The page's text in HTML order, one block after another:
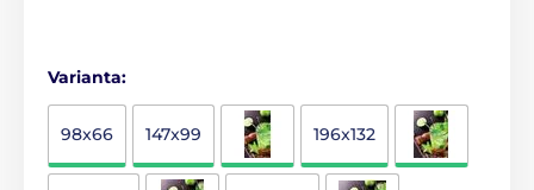
Varianta:
98x66 147x99 196x132